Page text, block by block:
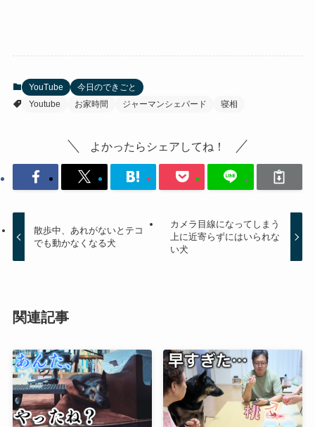
YouTube
今日のできごと
Youtube
お家時間 ジャーマンシェパード 寝相
よかったらシェアしてね！
散歩中、あれがないとテコ
でも動かなくなる犬
カメラ目線になってしまう
上に近寄らずにはいられな
い犬
関連記事